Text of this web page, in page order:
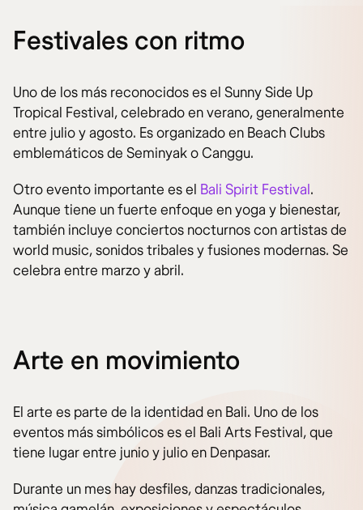
Festivales con ritmo
Uno de los más reconocidos es el Sunny Side Up
Tropical Festival, celebrado en verano, generalmente
entre julio y agosto. Es organizado en Beach Clubs
emblemáticos de Seminyak o Canggu.
Otro evento importante es el Bali Spirit Festival.
Aunque tiene un fuerte enfoque en yoga y bienestar,
también incluye conciertos nocturnos con artistas de
world music, sonidos tribales y fusiones modernas. Se
celebra entre marzo y abril.
Arte en movimiento
El arte es parte de la identidad en Bali. Uno de los
eventos más simbólicos es el Bali Arts Festival, que
tiene lugar entre junio y julio en Denpasar.
Durante un mes hay desfiles, danzas tradicionales,